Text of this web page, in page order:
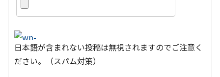
日本語が含まれない投稿は無視されますのでご注意く
ださい。（スパム対策）